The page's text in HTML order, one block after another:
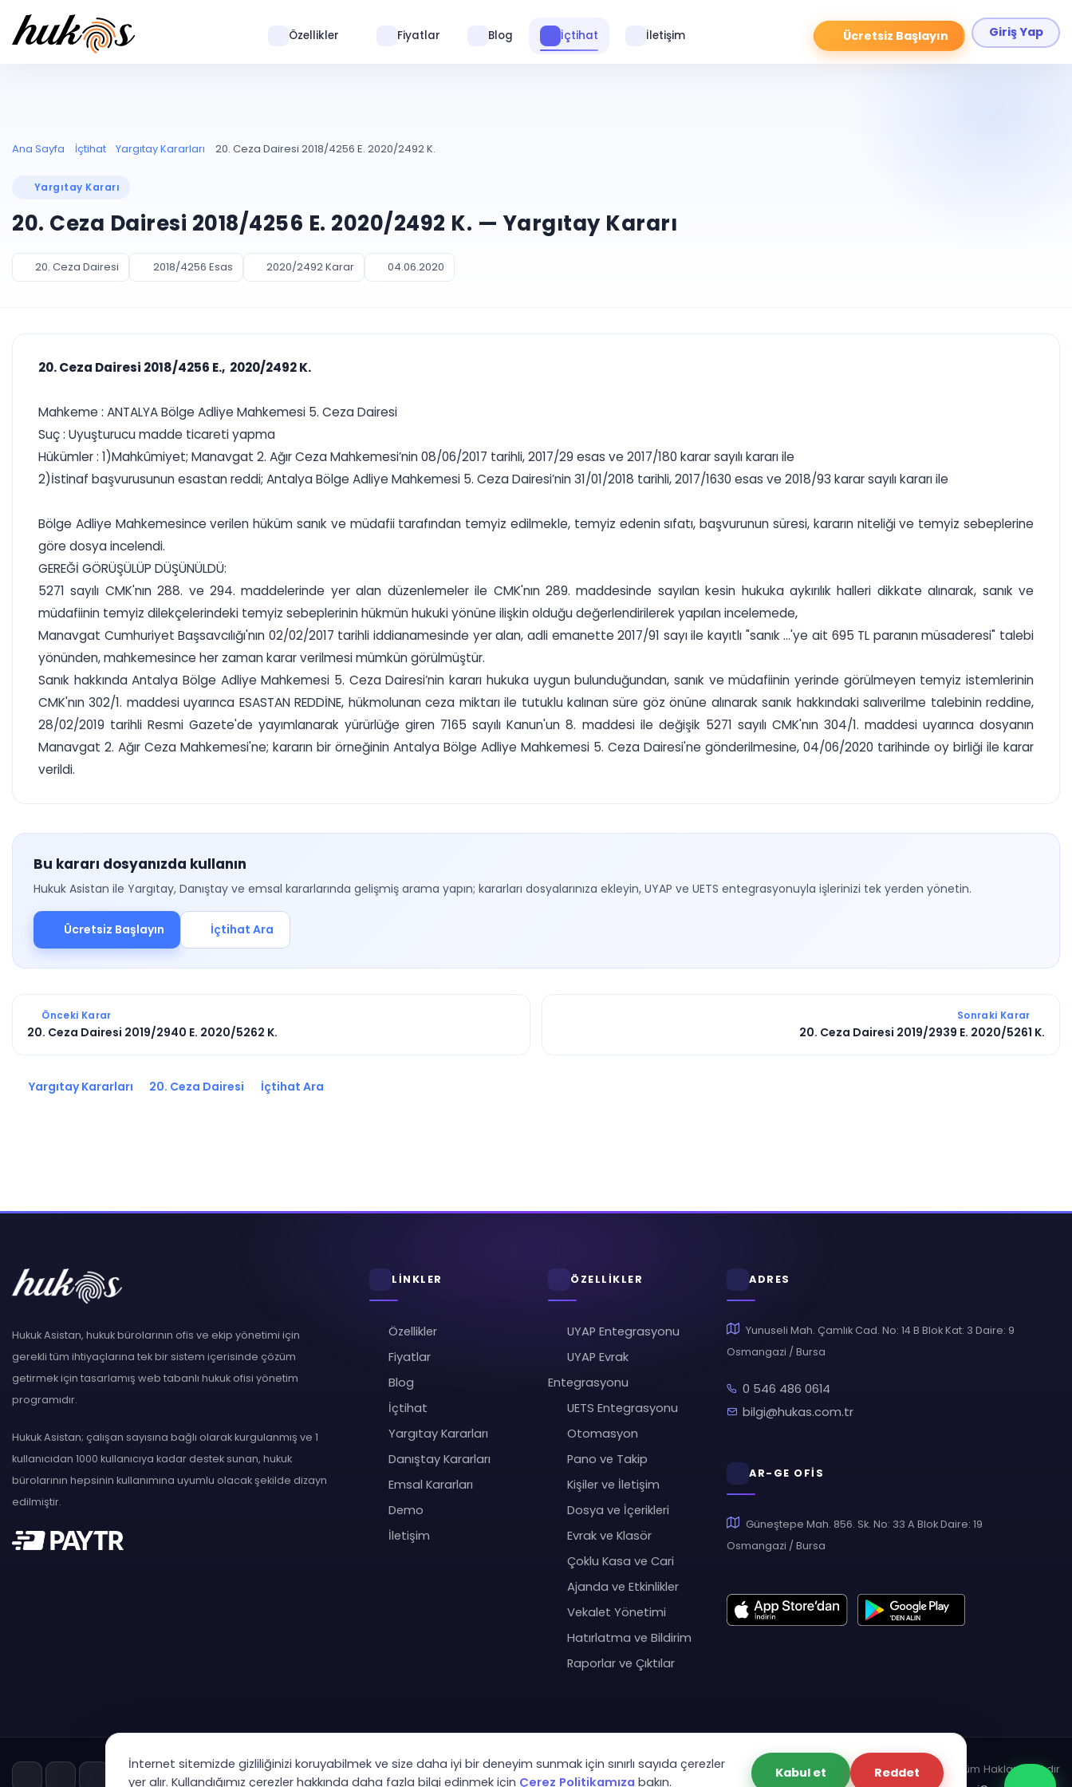
Ücretsiz Başlayın Giriş Yap
Özellikler Fiyatlar Blog İçtihat İletişim
Ana Sayfa İçtihat Yargıtay Kararları 20. Ceza Dairesi 2018/4256 E. 2020/2492 K.
Yargıtay Kararı
20. Ceza Dairesi 2018/4256 E. 2020/2492 K. — Yargıtay Kararı
20. Ceza Dairesi 2018/4256 Esas 2020/2492 Karar 04.06.2020
20. Ceza Dairesi 2018/4256 E., 2020/2492 K.
Mahkeme : ANTALYA Bölge Adliye Mahkemesi 5. Ceza Dairesi
Suç : Uyuşturucu madde ticareti yapma
Hükümler : 1)Mahkûmiyet; Manavgat 2. Ağır Ceza Mahkemesi’nin 08/06/2017 tarihli, 2017/29 esas ve 2017/180 karar sayılı kararı ile
2)İstinaf başvurusunun esastan reddi; Antalya Bölge Adliye Mahkemesi 5. Ceza Dairesi’nin 31/01/2018 tarihli, 2017/1630 esas ve 2018/93 karar sayılı kararı ile
Bölge Adliye Mahkemesince verilen hüküm sanık ve müdafii tarafından temyiz edilmekle, temyiz edenin sıfatı, başvurunun süresi, kararın niteliği ve temyiz sebeplerine
göre dosya incelendi.
GEREĞİ GÖRÜŞÜLÜP DÜŞÜNÜLDÜ:
5271 sayılı CMK'nın 288. ve 294. maddelerinde yer alan düzenlemeler ile CMK'nın 289. maddesinde sayılan kesin hukuka aykırılık halleri dikkate alınarak, sanık ve
müdafiinin temyiz dilekçelerindeki temyiz sebeplerinin hükmün hukuki yönüne ilişkin olduğu değerlendirilerek yapılan incelemede,
Manavgat Cumhuriyet Başsavcılığı'nın 02/02/2017 tarihli iddianamesinde yer alan, adli emanette 2017/91 sayı ile kayıtlı "sanık ...'ye ait 695 TL paranın müsaderesi" talebi
yönünden, mahkemesince her zaman karar verilmesi mümkün görülmüştür.
Sanık hakkında Antalya Bölge Adliye Mahkemesi 5. Ceza Dairesi’nin kararı hukuka uygun bulunduğundan, sanık ve müdafiinin yerinde görülmeyen temyiz istemlerinin
CMK'nın 302/1. maddesi uyarınca ESASTAN REDDİNE, hükmolunan ceza miktarı ile tutuklu kalınan süre göz önüne alınarak sanık hakkındaki salıverilme talebinin reddine,
28/02/2019 tarihli Resmi Gazete'de yayımlanarak yürürlüğe giren 7165 sayılı Kanun'un 8. maddesi ile değişik 5271 sayılı CMK'nın 304/1. maddesi uyarınca dosyanın
Manavgat 2. Ağır Ceza Mahkemesi'ne; kararın bir örneğinin Antalya Bölge Adliye Mahkemesi 5. Ceza Dairesi'ne gönderilmesine, 04/06/2020 tarihinde oy birliği ile karar
verildi.
Bu kararı dosyanızda kullanın
Hukuk Asistan ile Yargıtay, Danıştay ve emsal kararlarında gelişmiş arama yapın; kararları dosyalarınıza ekleyin, UYAP ve UETS entegrasyonuyla işlerinizi tek yerden yönetin.
Ücretsiz Başlayın İçtihat Ara
Önceki Karar
20. Ceza Dairesi 2019/2940 E. 2020/5262 K.
Sonraki Karar
20. Ceza Dairesi 2019/2939 E. 2020/5261 K.
Yargıtay Kararları 20. Ceza Dairesi İçtihat Ara
Hukuk Asistan, hukuk bürolarının ofis ve ekip yönetimi için
gerekli tüm ihtiyaçlarına tek bir sistem içerisinde çözüm
getirmek için tasarlamış web tabanlı hukuk ofisi yönetim
programıdır.
Hukuk Asistan; çalışan sayısına bağlı olarak kurgulanmış ve 1
kullanıcıdan 1000 kullanıcıya kadar destek sunan, hukuk
bürolarının hepsinin kullanımına uyumlu olacak şekilde dizayn
edilmiştir.
LİNKLER
Özellikler
Fiyatlar
Blog
İçtihat
Yargıtay Kararları
Danıştay Kararları
Emsal Kararları
Demo
İletişim
ÖZELLİKLER
UYAP Entegrasyonu
UYAP Evrak
Entegrasyonu
UETS Entegrasyonu
Otomasyon
Pano ve Takip
Kişiler ve İletişim
Dosya ve İçerikleri
Evrak ve Klasör
Çoklu Kasa ve Cari
Ajanda ve Etkinlikler
Vekalet Yönetimi
Hatırlatma ve Bildirim
Raporlar ve Çıktılar
ADRES
Yunuseli Mah. Çamlık Cad. No: 14 B Blok Kat: 3 Daire: 9
Osmangazi / Bursa
0 546 486 0614
bilgi@hukas.com.tr
AR-GE OFİS
Güneştepe Mah. 856. Sk. No: 33 A Blok Daire: 19
Osmangazi / Bursa
Copyright © 2007 - 2026 Hukas | Hukuk Asistan • Tüm Hakları Saklıdır
İnternet sitemizde gizliliğinizi koruyabilmek ve size daha iyi bir deneyim sunmak için sınırlı sayıda çerezler
yer alır. Kullandığımız çerezler hakkında daha fazla bilgi edinmek için Çerez Politikamıza bakın.
Kabul et Reddet